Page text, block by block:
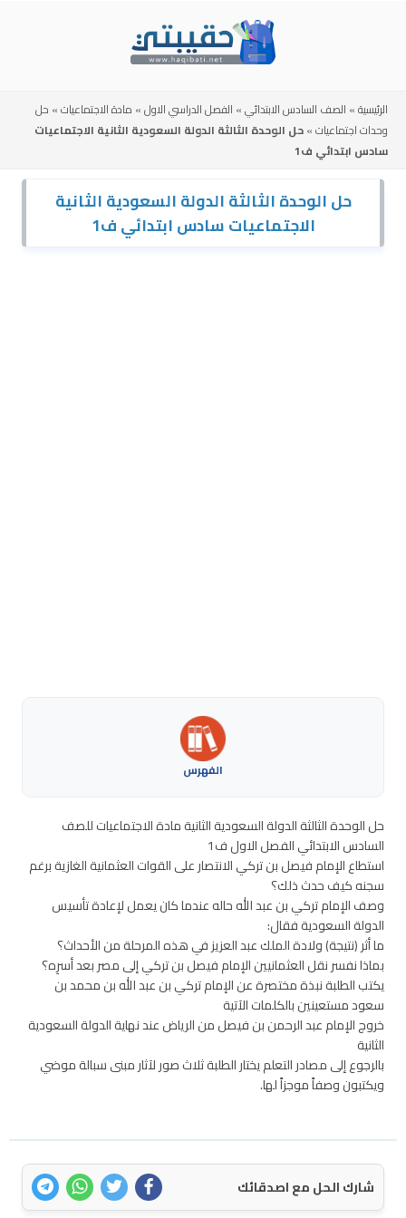
الرئيسية» الصف السادس الابتدائي» الفصل الدراسي الاول» مادة الاجتماعيات» حل
وحدات اجتماعيات»حل الوحدة الثالثة الدولة السعودية الثانية الاجتماعيات
سادس ابتدائي ف1
حل الوحدة الثالثة الدولة السعودية الثانية
الاجتماعيات سادس ابتدائي ف1
الفهرس
حل الوحدة الثالثة الدولة السعودية الثانية مادة الاجتماعيات للصف
السادس الابتدائي الفصل الاول ف1
استطاع الإمام فيصل بن تركي الانتصار على القوات العثمانية الغازية برغم
سجنه كيف حدث ذلك؟
وصف الإمام تركي بن عبد الله حاله عندما كان يعمل لإعادة تأسيس
الدولة السعودية فقال:
ما أثر (نتيجة) ولادة الملك عبد العزيز في هذه المرحلة من الأحداث؟
بماذا نفسر نقل العثمانيين الإمام فيصل بن تركي إلى مصر بعد أسرِه؟
يكتب الطلبة نبذة مختصرة عن الإمام تركي بن عبد الله بن محمد بن
سعود مستعينين بالكلمات الآتية
خروج الإمام عبد الرحمن بن فيصل من الرياض عند نهاية الدولة السعودية
الثانية
بالرجوع إلى مصادر التعلم يختار الطلبة ثلاث صور لآثار مبنى سبالة موضي
ويكتبون وصفاً موجزاً لها.
شارك الحل مع اصدقائك